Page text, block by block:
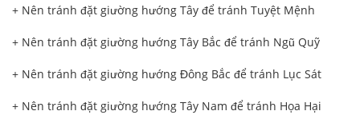
+ Nên tránh đặt giường hướng Tây để tránh Tuyệt Mệnh
+ Nên tránh đặt giường hướng Tây Bắc để tránh Ngũ Quỹ
+ Nên tránh đặt giường hướng Đông Bắc để tránh Lục Sát
+ Nên tránh đặt giường hướng Tây Nam để tránh Họa Hại